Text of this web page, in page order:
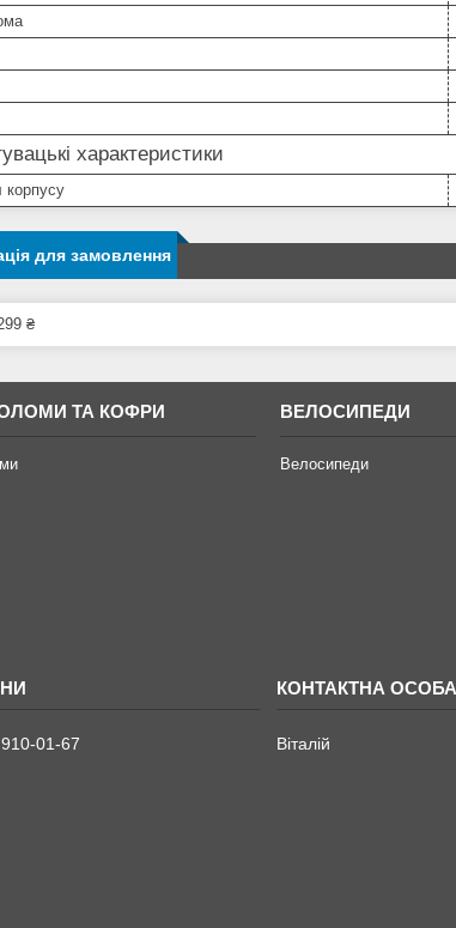
характеристики
корпусу
для замовлення
₴
ТА КОФРИ ВЕЛОСИПЕДИ
Велосипеди
01-67 Віталій